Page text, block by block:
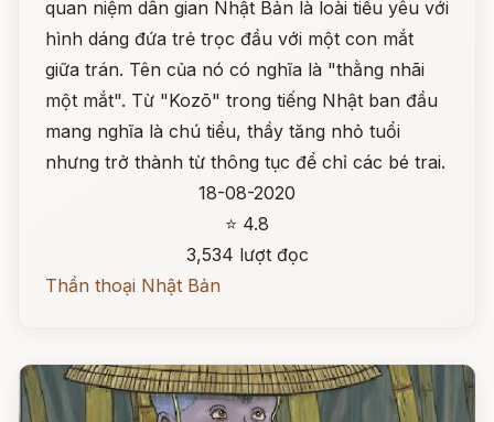
quan niệm dân gian Nhật Bản là loài tiểu yêu với
hình dáng đứa trẻ trọc đầu với một con mắt
giữa trán. Tên của nó có nghĩa là "thằng nhãi
một mắt". Từ "Kozō" trong tiếng Nhật ban đầu
mang nghĩa là chú tiểu, thầy tăng nhỏ tuổi
nhưng trở thành từ thông tục để chỉ các bé trai.
18-08-2020
⭐ 4.8
3,534 lượt đọc
Thần thoại Nhật Bản